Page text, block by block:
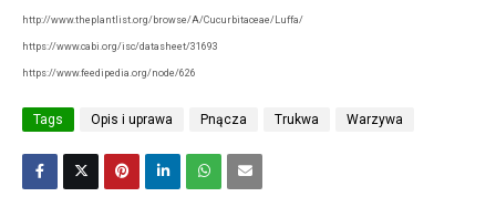
http://www.theplantlist.org/browse/A/Cucurbitaceae/Luffa/
https://www.cabi.org/isc/datasheet/31693
https://www.feedipedia.org/node/626
Tags Opis i uprawa Pnącza Trukwa Warzywa